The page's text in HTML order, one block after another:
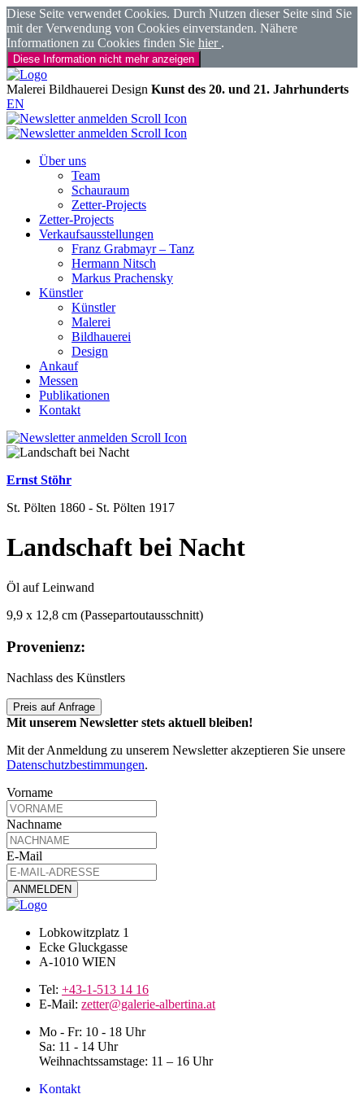
Diese Seite verwendet Cookies. Durch Nutzen dieser Seite sind Sie
mit der Verwendung von Cookies einverstanden. Nähere
Informationen zu Cookies finden Sie hier .
Diese Information nicht mehr anzeigen
Malerei Bildhauerei Design Kunst des 20. und 21. Jahrhunderts
EN
Über uns
Team
Schauraum
Zetter-Projects
Zetter-Projects
Verkaufsausstellungen
Franz Grabmayr – Tanz
Hermann Nitsch
Markus Prachensky
Künstler
Künstler
Malerei
Bildhauerei
Design
Ankauf
Messen
Publikationen
Kontakt
Ernst Stöhr
St. Pölten 1860 - St. Pölten 1917
Landschaft bei Nacht
Öl auf Leinwand
9,9 x 12,8 cm (Passepartoutausschnitt)
Provenienz:
Nachlass des Künstlers
Preis auf Anfrage
Mit unserem Newsletter stets aktuell bleiben!
Mit der Anmeldung zu unserem Newsletter akzeptieren Sie unsere
Datenschutzbestimmungen.
Vorname
Nachname
E-Mail
Lobkowitzplatz 1
Ecke Gluckgasse
A-1010 WIEN
Tel: +43-1-513 14 16
E-Mail: zetter@galerie-albertina.at
Mo - Fr: 10 - 18 Uhr
Sa: 11 - 14 Uhr
Weihnachtssamstage: 11 – 16 Uhr
Kontakt